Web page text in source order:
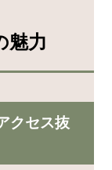
魅力
クセス抜